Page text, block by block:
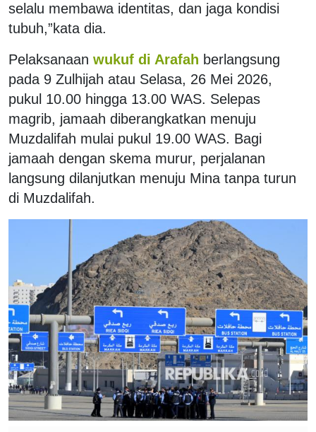
selalu membawa identitas, dan jaga kondisi
tubuh,”kata dia.
Pelaksanaan wukuf di Arafah berlangsung
pada 9 Zulhijah atau Selasa, 26 Mei 2026,
pukul 10.00 hingga 13.00 WAS. Selepas
magrib, jamaah diberangkatkan menuju
Muzdalifah mulai pukul 19.00 WAS. Bagi
jamaah dengan skema murur, perjalanan
langsung dilanjutkan menuju Mina tanpa turun
di Muzdalifah.